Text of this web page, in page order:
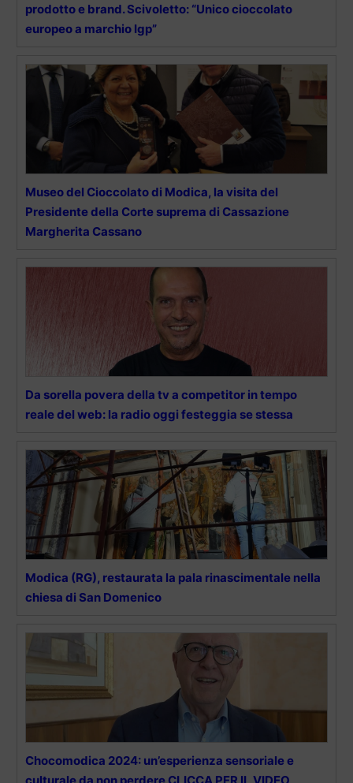
prodotto e brand. Scivoletto: “Unico cioccolato
europeo a marchio Igp”
Museo del Cioccolato di Modica, la visita del
Presidente della Corte suprema di Cassazione
Margherita Cassano
Da sorella povera della tv a competitor in tempo
reale del web: la radio oggi festeggia se stessa
Modica (RG), restaurata la pala rinascimentale nella
chiesa di San Domenico
Chocomodica 2024: un’esperienza sensoriale e